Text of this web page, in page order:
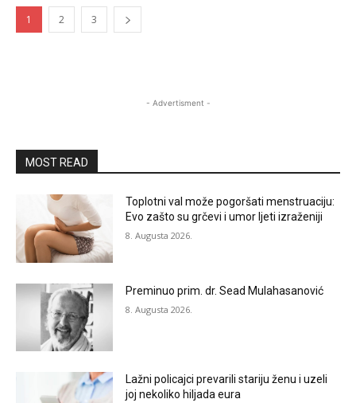
1 2 3
- Advertisment -
MOST READ
Toplotni val može pogoršati menstruaciju:
Evo zašto su grčevi i umor ljeti izraženiji
8. Augusta 2026.
Preminuo prim. dr. Sead Mulahasanović
8. Augusta 2026.
Lažni policajci prevarili stariju ženu i uzeli
joj nekoliko hiljada eura